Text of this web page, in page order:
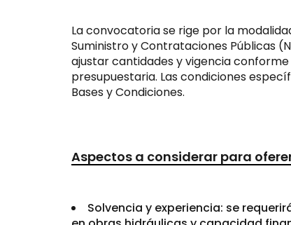
La convocatoria se rige por la
Suministro y Contrataciones Públicas
ajustar cantidades y vigencia
presupuestaria. Las condiciones
Bases y Condiciones.
Aspectos a considerar para
Solvencia y experiencia: se